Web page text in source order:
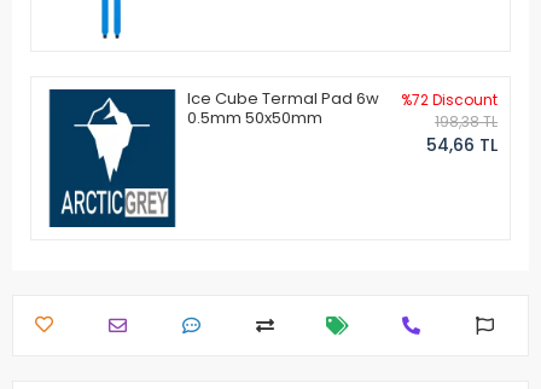
Ice Cube Termal Pad 6w
0.5mm 50x50mm
%72 Discount
198,38 TL
54,66 TL